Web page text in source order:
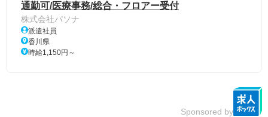
通勤可/医療事務/総合・フロアー受付
株式会社パソナ
派遣社員
香川県
時給1,150円～
Sponsored by